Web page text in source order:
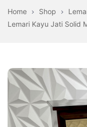
Furniture
Jati
Home Shop
Lemari Kayu Jati Solid